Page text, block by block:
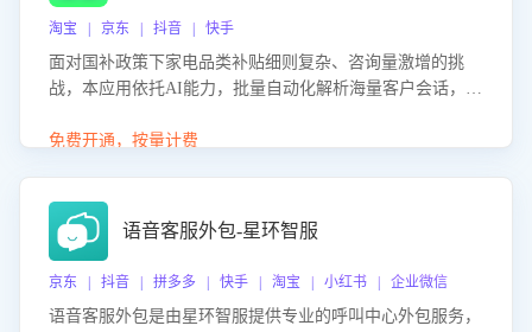
淘宝 | 京东 | 抖音 | 快手
面对国补政策下家电品类补贴细则复杂、咨询量激增的挑
战，本应用依托AI能力，批量自动化解析海量客户会话，精
购买意向，深度洞察决策动因。同时全面评估客服团队政策
度、客服转化能力及销售业绩。
免费开通，按量计费
语音客服外包-星环智服
京东 | 抖音 | 拼多多 | 快手 | 淘宝 | 小红书 | 企业微信
语音客服外包是由星环智服提供专业的呼叫中心外包服务，